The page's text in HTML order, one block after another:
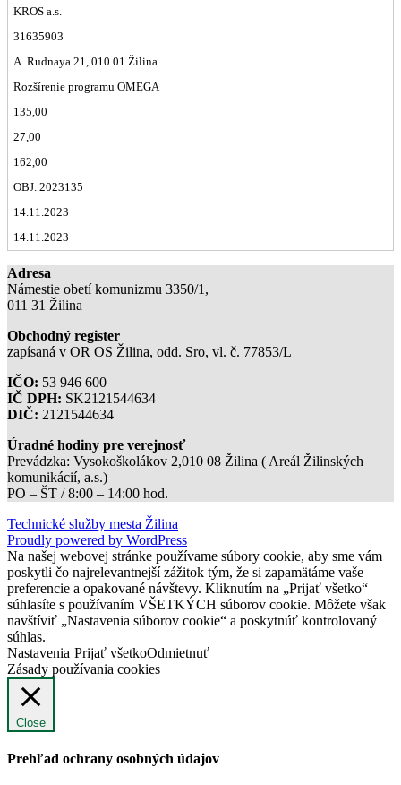
KROS a.s.
31635903
A. Rudnaya 21, 010 01 Žilina
Rozšírenie programu OMEGA
135,00
27,00
162,00
OBJ. 2023135
14.11.2023
14.11.2023
Adresa
Námestie obetí komunizmu 3350/1,
011 31 Žilina
Obchodný register
zapísaná v OR OS Žilina, odd. Sro, vl. č. 77853/L
IČO: 53 946 600
IČ DPH: SK2121544634
DIČ: 2121544634
Úradné hodiny pre verejnosť
Prevádzka: Vysokoškolákov 2,010 08 Žilina ( Areál Žilinských
komunikácií, a.s.)
PO – ŠT / 8:00 – 14:00 hod.
Technické služby mesta Žilina
Proudly powered by WordPress
Na našej webovej stránke používame súbory cookie, aby sme vám
poskytli čo najrelevantnejší zážitok tým, že si zapamätáme vaše
preferencie a opakované návštevy. Kliknutím na „Prijať všetko“
súhlasíte s používaním VŠETKÝCH súborov cookie. Môžete však
navštíviť „Nastavenia súborov cookie“ a poskytnúť kontrolovaný
súhlas.
Nastavenia Prijať všetkoOdmietnuť
Zásady používania cookies
Close
Prehľad ochrany osobných údajov